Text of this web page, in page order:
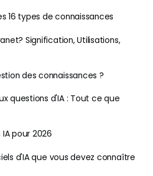
16 types de connaissances
Signification, Utilisations,
des connaissances ?
questions d'IA : Tout ce que
IA pour 2026
d'IA que vous devez connaître